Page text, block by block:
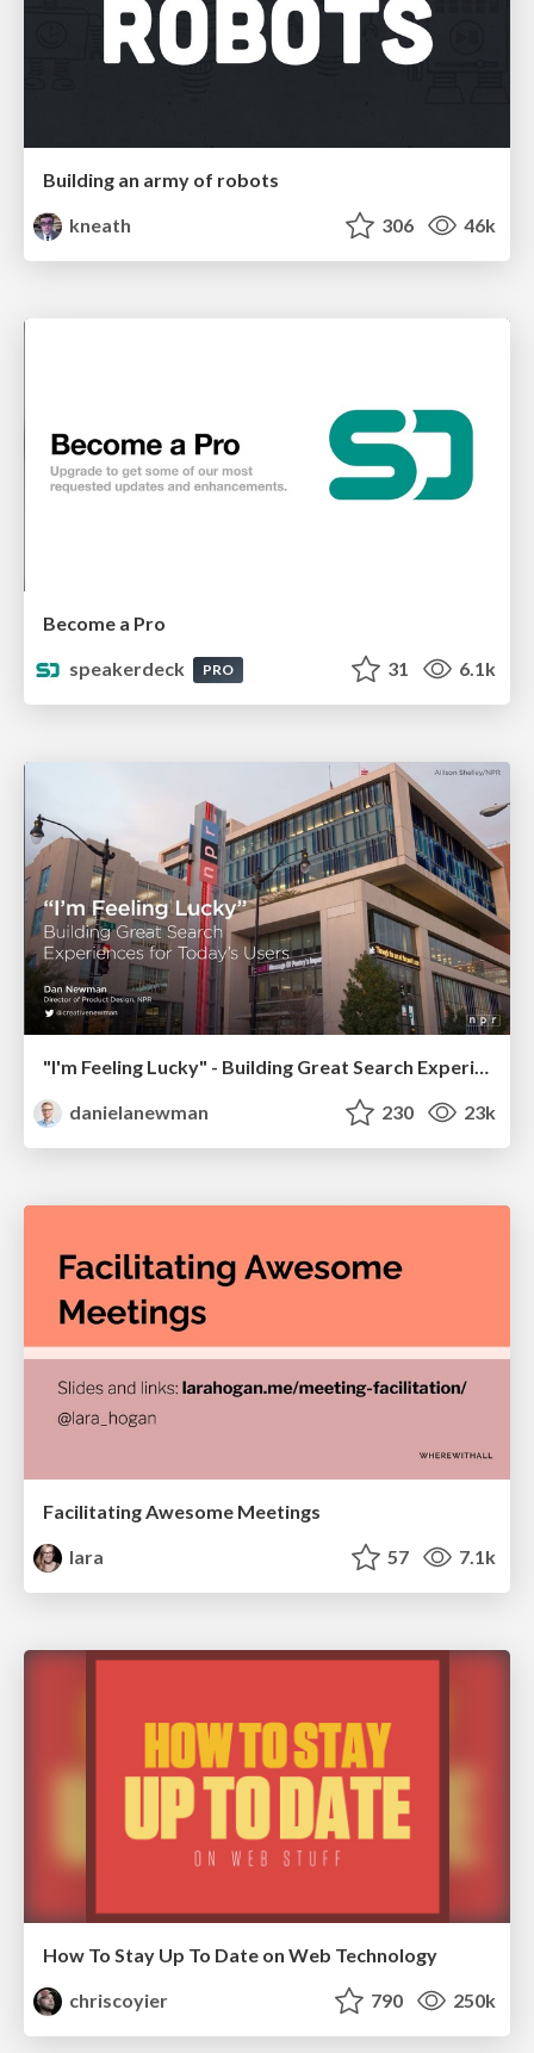
Building an army of robots
kneath
306 46k
Become a Pro
speakerdeck
PRO 31 6.1k
"I'm Feeling Lucky" - Building Great Search Experiences for Today's Users (#IAC19)
danielanewman
230 23k
Facilitating Awesome Meetings
lara
57 7.1k
How To Stay Up To Date on Web Technology
chriscoyier
790 250k